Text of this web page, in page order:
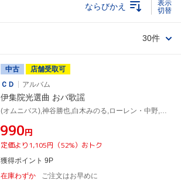
ならびかえ
30件
中古
店舗受取可
ＣＤ
アルバム
伊集院光選曲 おバ歌謡
(オムニバス),神谷勝也,白木みのる,ローレン・中野,尾藤イサオ,由美かおる,GAL,タンポポ
¥990円
定価より1,105円（52%）おトク
獲得ポイント 9P
在庫わずか
ご注文はお早めに